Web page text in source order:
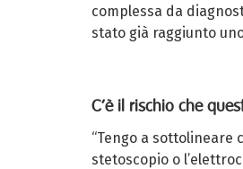
complessa da
stato già raggiunto
C’è il rischio che
“Tengo a sottolineare
stetoscopio o